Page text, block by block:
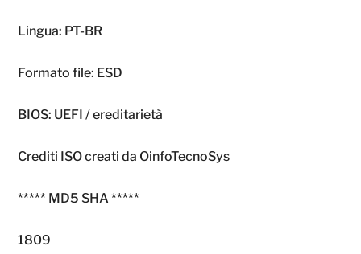
Lingua: PT-BR
Formato file: ESD
BIOS: UEFI / ereditarietà
Crediti ISO creati da OinfoTecnoSys
***** MD5 SHA *****
1809